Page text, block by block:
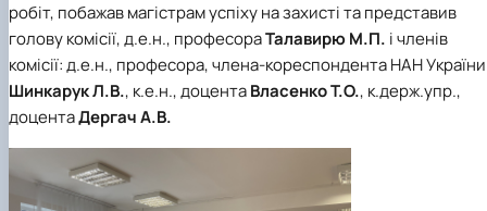
робіт, побажав магістрам успіху на захисті та представив
голову комісії, д.е.н., професораТалавирю М.П. і членів
комісії: д.е.н., професора, члена-кореспондента НАН України
Шинкарук Л.В., к.е.н., доцентаВласенко Т.О., к.держ.упр.,
доцентаДергач А.В.